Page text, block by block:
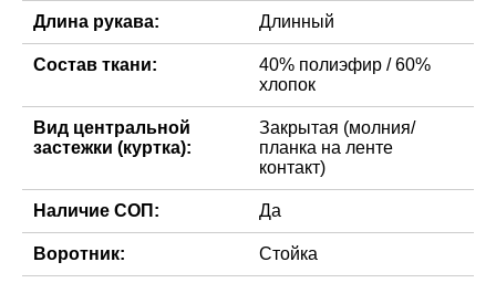
Длина рукава: Длинный
Состав ткани:
40% полиэфир / 60%
хлопок
Вид центральной
застежки (куртка):
Закрытая (молния/
планка на ленте
контакт)
Наличие СОП: Да
Воротник: Стойка